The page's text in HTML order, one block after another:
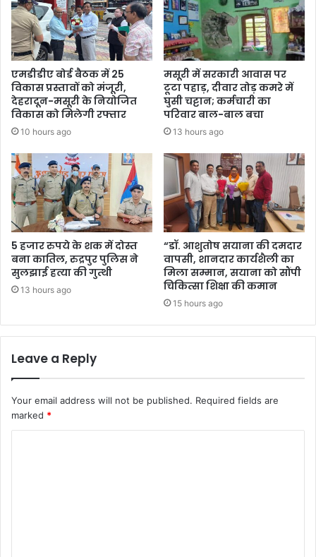
एमडीडीए बोर्ड बैठक में 25
विकास प्रस्तावों को मंजूरी,
देहरादून-मसूरी के नियोजित
विकास को मिलेगी रफ्तार
10 hours ago
मसूरी में सरकारी आवास पर
टूटा पहाड़, दीवार तोड़ कमरे में
घुसी चट्टान; कर्मचारी का
परिवार बाल-बाल बचा
13 hours ago
5 हजार रुपये के शक में दोस्त
बना कातिल, रुद्रपुर पुलिस ने
सुलझाई हत्या की गुत्थी
13 hours ago
“डॉ. आशुतोष सयाना की दमदार
वापसी, शानदार कार्यशैली का
मिला सम्मान, सयाना को सौंपी
चिकित्सा शिक्षा की कमान
15 hours ago
Leave a Reply
Your email address will not be published. Required fields are
marked *